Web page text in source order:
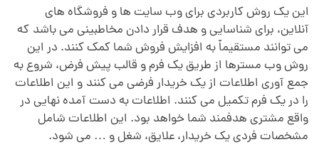
این یک روش کاربردی برای وب سایت ها و فروشگاه های
آنلاین، برای شناسایی و هدف قرار دادن مخاطبینی می باشد که
می توانند مستقیماً به افزایش فروش شما کمک کنند. در این
روش وب مسترها از طریق یک فرم و قالب پیش فرض، شروع به
جمع آوری اطلاعات از یک خریدار فرضی می کنند و این اطلاعات
را در یک فرم تکمیل می کنند. اطلاعات به دست آمده نهایی در
واقع مشتری هدفمند شما خواهد بود. این اطلاعات شامل
مشخصات فردی یک خریدار، علایق، شغل و … می شود.